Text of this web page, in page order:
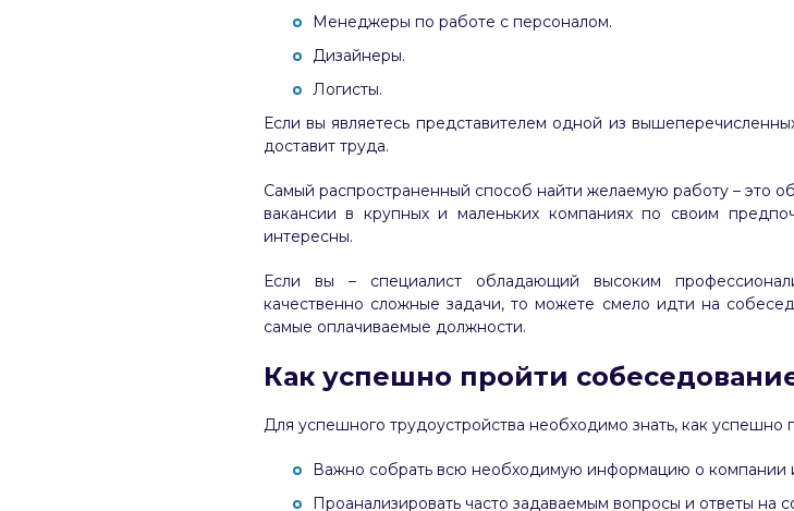
Менеджеры по работе с персоналом.
Дизайнеры.
Логисты.
Если вы являетесь представителем одной из
доставит труда.
Самый распространенный способ найти желаемую работу – это
вакансии в крупных и маленьких компаниях по своим
интересны.
Если вы – специалист обладающий высоким
качественно сложные задачи, то можете смело идти на
самые оплачиваемые должности.
Как успешно пройти
Для успешного трудоустройства необходимо знать, как успешно
Важно собрать всю необходимую информацию о компании
Проанализировать часто задаваемым вопросы и ответы на